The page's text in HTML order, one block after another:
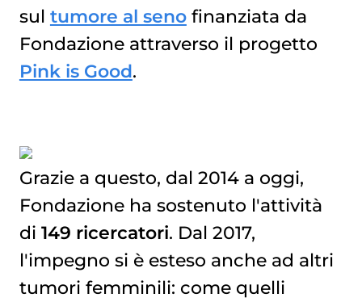
sul tumore al seno finanziata da
Fondazione attraverso il progetto
Pink is Good.
Grazie a questo, dal 2014 a oggi,
Fondazione ha sostenuto l'attività
di 149 ricercatori. Dal 2017,
l'impegno si è esteso anche ad altri
tumori femminili: come quelli